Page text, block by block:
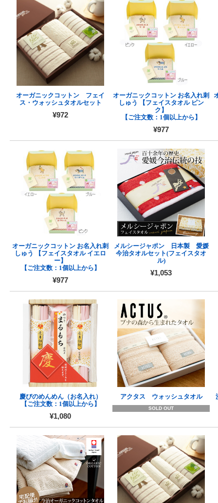
オーガニックコットン フェイ
ス・ウォッシュタオルセット
¥972
オーガニックコットン お名入れ刺
しゅう 【フェイスタオル ピン
ク】
【ご注文数：1個以上から】
¥977
オーガニックコットン お名入れ刺
しゅう 【フェイスタオル イエロ
ー】
【ご注文数：1個以上から】
¥977
メルシージャポン 日本製 愛媛
今治タオルセット(フェイスタオ
ル)
¥1,053
慶びのめんめん（お名入れ）
【ご注文数：1個以上から】
¥1,080
アクタス ウォッシュタオル
SOLD OUT